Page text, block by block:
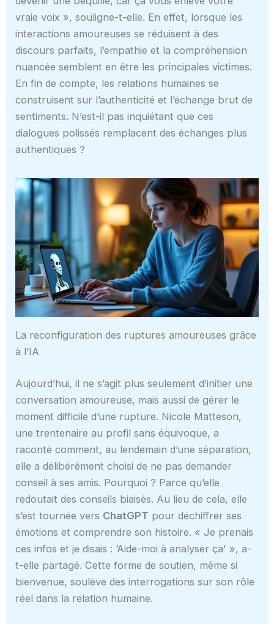
vraie voix », souligne-t-elle. En effet, lorsque les
interactions amoureuses se réduisent à des
discours parfaits, l’empathie et la compréhension
nuancée semblent en être les principales victimes.
En fin de compte, les relations humaines se
construisent sur l’authenticité et l’échange brut de
sentiments. N’est-il pas inquiétant que ces
dialogues polissés remplacent des échanges plus
authentiques ?
La reconfiguration des ruptures amoureuses grâce
à l’IA
Aujourd’hui, il ne s’agit plus seulement d’initier une
conversation amoureuse, mais aussi de gérer le
moment difficile d’une rupture. Nicole Matteson,
une trentenaire au profil sans équivoque, a
raconté comment, au lendemain d’une séparation,
elle a délibérément choisi de ne pas demander
conseil à ses amis. Pourquoi ? Parce qu’elle
redoutait des conseils biaisés. Au lieu de cela, elle
s’est tournée vers ChatGPT pour déchiffrer ses
émotions et comprendre son histoire. « Je prenais
ces infos et je disais : ‘Aide-moi à analyser ça' », a-
t-elle partagé. Cette forme de soutien, même si
bienvenue, soulève des interrogations sur son rôle
réel dans la relation humaine.